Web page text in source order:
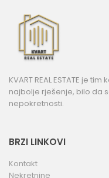
KVART REAL ESTATE je
najbolje rješenje, bilo da
nepokretnosti.
BRZI LINKOVI
Kontakt
Nekretnine